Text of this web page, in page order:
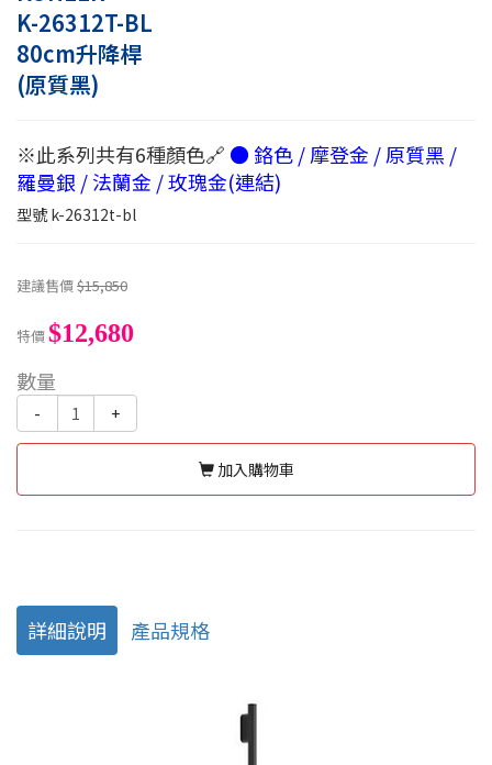
K-26312T-BL
80cm升降桿
(原質黑)
※此系列共有6種顏色🔗 ● 鉻色 / 摩登金 / 原質黑 /
羅曼銀 / 法蘭金 / 玫瑰金(連結)
型號k-26312t-bl
建議售價$15,850
特價$12,680
數量
- +
加入購物車
詳細說明 產品規格